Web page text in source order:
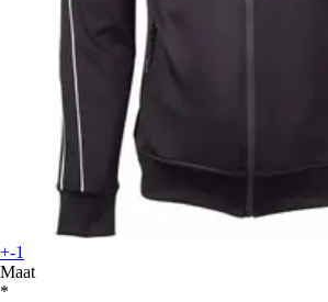
+-1
Maat
*